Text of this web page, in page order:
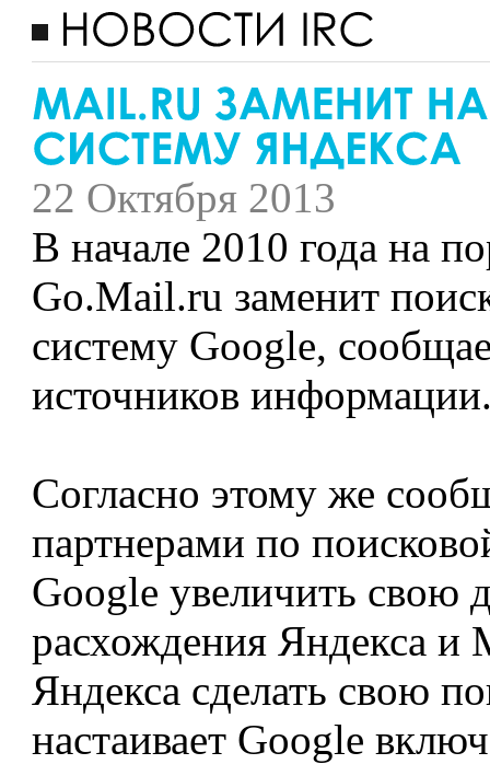
22 Октября 2013
В начале 2010 года на
Go.Mail.ru заменит
систему Google,
источников
Согласно этому же
партнерами по
Google увеличить свою
расхождения Яндекса и
Яндекса сделать свою
настаивает Google